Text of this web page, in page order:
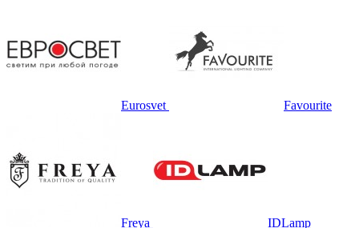
Eurosvet Favourite
Freya IDLamp